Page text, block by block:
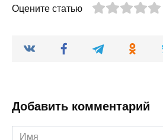
Оцените статью
Добавить комментарий
Имя